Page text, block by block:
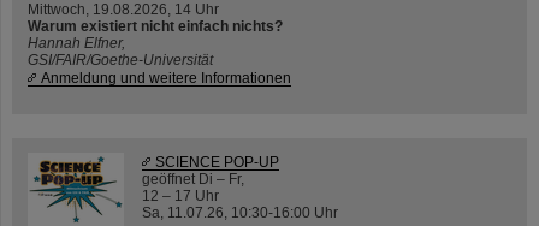
Mittwoch, 19.08.2026, 14 Uhr
Warum existiert nicht einfach nichts?
Hannah Elfner,
GSI/FAIR/Goethe-Universität
Anmeldung und weitere Informationen
SCIENCE POP-UP
geöffnet Di – Fr,
12 – 17 Uhr
Sa, 11.07.26, 10:30-16:00 Uhr